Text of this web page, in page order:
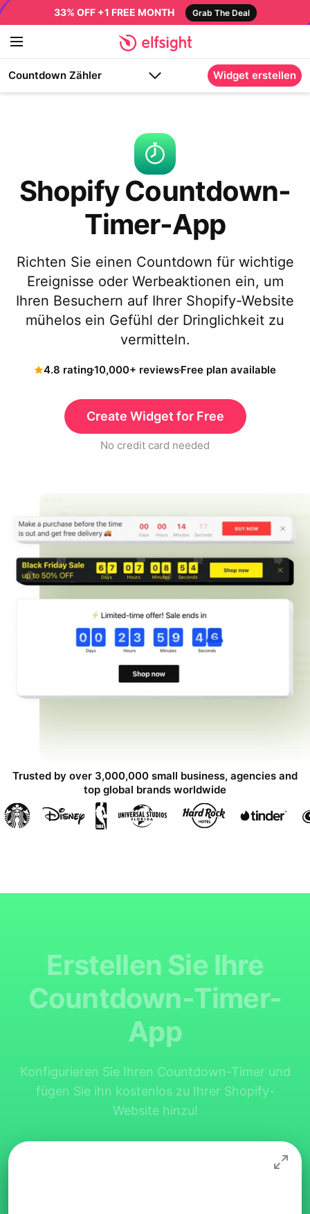
33% OFF +1 FREE MONTH Grab The Deal
Countdown Zähler Widget erstellen
Shopify Countdown-
Timer-App
Richten Sie einen Countdown für wichtige
Ereignisse oder Werbeaktionen ein, um
Ihren Besuchern auf Ihrer Shopify-Website
mühelos ein Gefühl der Dringlichkeit zu
vermitteln.
4.8 rating10,000+ reviewsFree plan available
Create Widget for Free
No credit card needed
Trusted by over 3,000,000 small business, agencies and
top global brands worldwide
Erstellen Sie Ihre
Countdown-Timer-
App
Konfigurieren Sie Ihren Countdown-Timer und
fügen Sie ihn kostenlos zu Ihrer Shopify-
Website hinzu!